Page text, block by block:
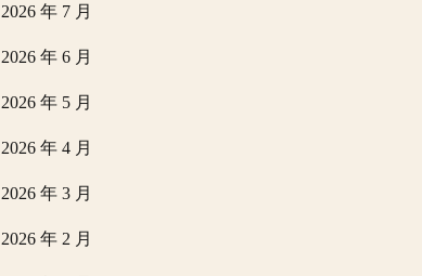
2026 年 7 月
2026 年 6 月
2026 年 5 月
2026 年 4 月
2026 年 3 月
2026 年 2 月